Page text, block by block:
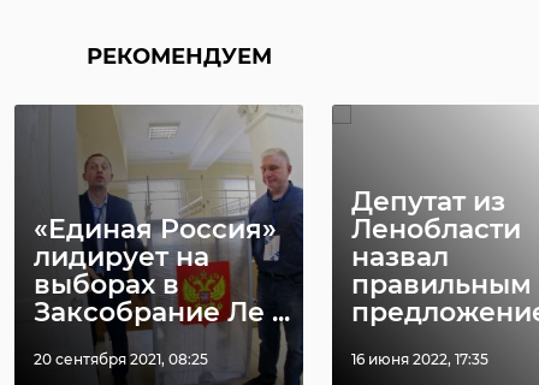
РЕКОМЕНДУЕМ
«Единая Россия»
лидирует на
выборах в
Заксобрание Ле ...
20 сентября 2021, 08:25
Депутат из
Ленобласти
назвал
правильным
16 июня 2022, 17:35